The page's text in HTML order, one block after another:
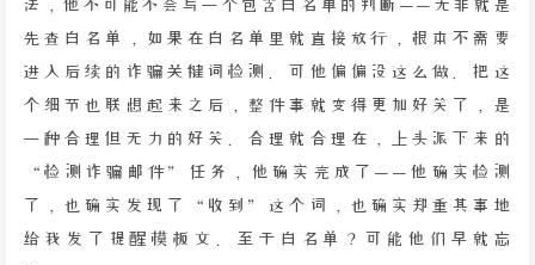
法，他不可能不会写一个包含白名单的判断——无非就是
先查白名单，如果在白名单里就直接放行，根本不需要
进入后续的诈骗关键词检测。可他偏偏没这么做。把这
个细节也联想起来之后，整件事就变得更加好笑了，是
一种合理但无力的好笑。合理就合理在，上头派下来的
“检测诈骗邮件”任务，他确实完成了——他确实检测
了，也确实发现了“收到”这个词，也确实郑重其事地
给我发了提醒模板文。至于白名单？可能他们早就忘